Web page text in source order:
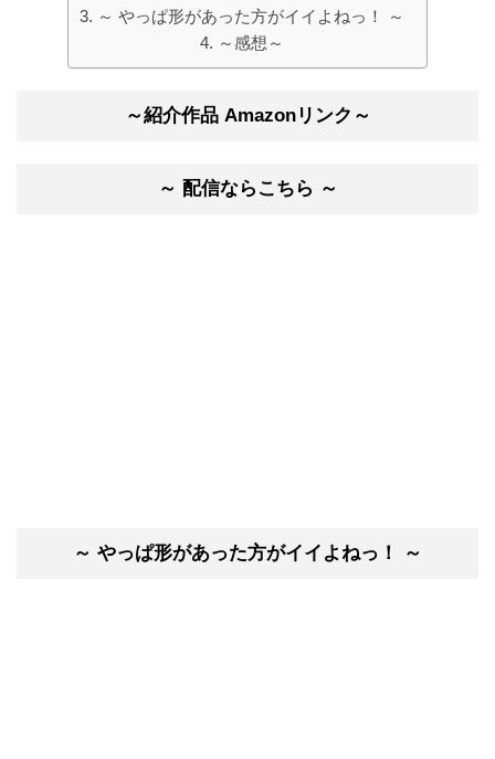
～ やっぱ形があった方がイイよねっ！ ～
～感想～
～紹介作品 Amazonリンク～
～ 配信ならこちら ～
～ やっぱ形があった方がイイよねっ！ ～